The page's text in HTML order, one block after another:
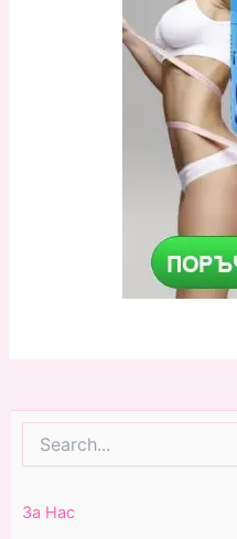
for:
За Нас